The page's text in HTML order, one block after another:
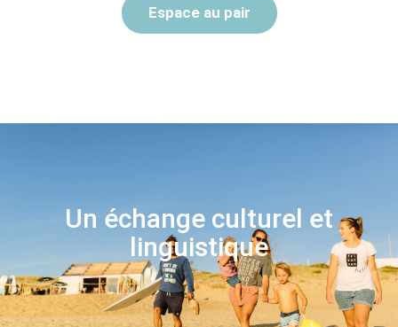
Espace au pair
Un échange culturel et
linguistique